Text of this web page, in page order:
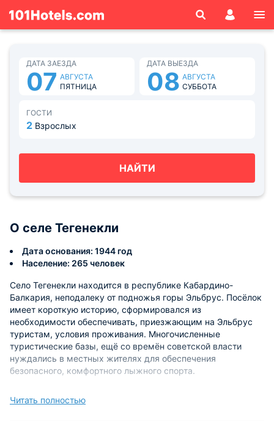
ДАТА ЗАЕЗДА
07 АВГУСТА
ПЯТНИЦА
ДАТА ВЫЕЗДА
08 АВГУСТА
СУББОТА
ГОСТИ
2 Взрослых
НАЙТИ
О селе Тегенекли
Дата основания: 1944 год
Население: 265 человек
Село Тегенекли находится в республике Кабардино-
Балкария, неподалеку от подножья горы Эльбрус. Посёлок
имеет короткую историю, сформировался из
необходимости обеспечивать, приезжающим на Эльбрус
туристам, условия проживания. Многочисленные
туристические базы, ещё со времён советской власти
нуждались в местных жителях для обеспечения
безопасного, комфортного лыжного спорта.
Сегодня количество жителей села не превышает трёхсот
человек, в основном это балкарцы - кореные жители
Читать полностью